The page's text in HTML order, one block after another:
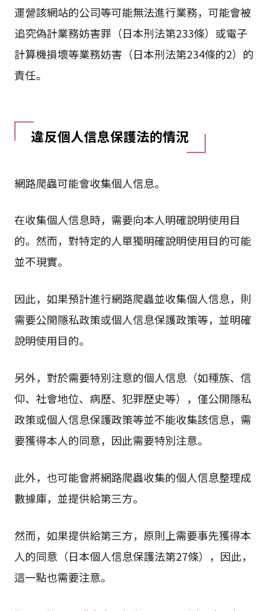
運營該網站的公司等可能無法進行業務，可能會被
追究偽計業務妨害罪（日本刑法第233條）或電子
計算機損壞等業務妨害（日本刑法第234條的2）的
責任。
違反個人信息保護法的情況
網路爬蟲可能會收集個人信息。
在收集個人信息時，需要向本人明確說明使用目
的。然而，對特定的人單獨明確說明使用目的可能
並不現實。
因此，如果預計進行網路爬蟲並收集個人信息，則
需要公開隱私政策或個人信息保護政策等，並明確
說明使用目的。
另外，對於需要特別注意的個人信息（如種族、信
仰、社會地位、病歷、犯罪歷史等），僅公開隱私
政策或個人信息保護政策等並不能收集該信息，需
要獲得本人的同意，因此需要特別注意。
此外，也可能會將網路爬蟲收集的個人信息整理成
數據庫，並提供給第三方。
然而，如果提供給第三方，原則上需要事先獲得本
人的同意（日本個人信息保護法第27條），因此，
這一點也需要注意。